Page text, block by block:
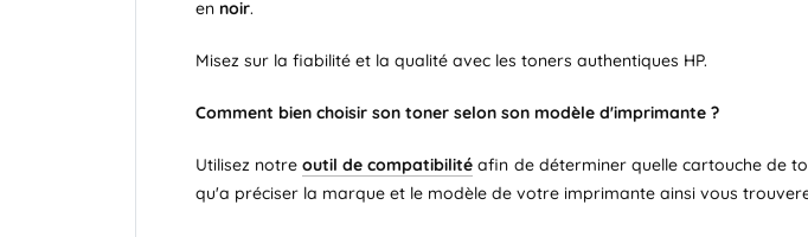
en noir.
Misez sur la fiabilité et la qualité avec les toners authentiques HP.
Comment bien choisir son toner selon son modèle d'imprimante ?
Utilisez notreoutil de compatibilité afin de déterminer quelle cartouche de
qu'a préciser la marque et le modèle de votre imprimante ainsi vous